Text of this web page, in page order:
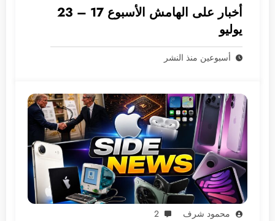
أخبار على الهامش الأسبوع 17 – 23
يوليو
أسبوعين منذ النشر
محمود شرف 2